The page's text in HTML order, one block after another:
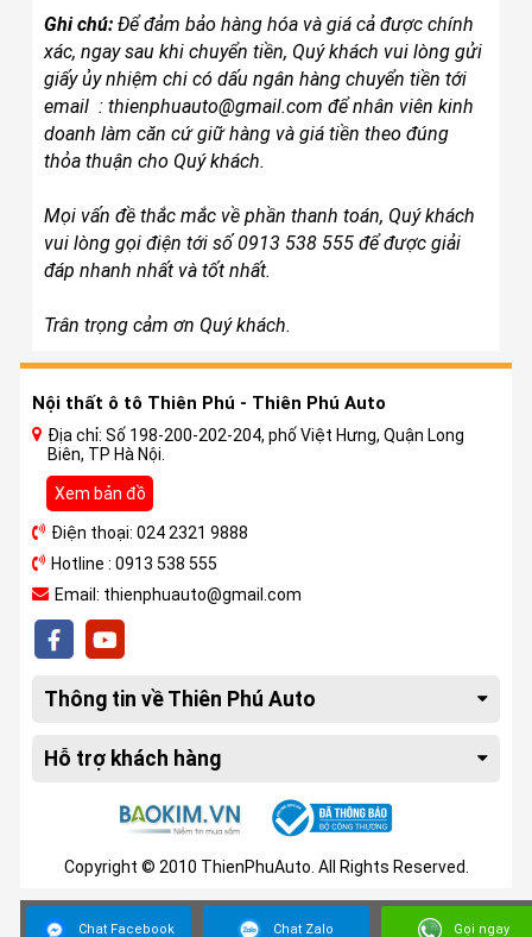
Ghi chú: Để đảm bảo hàng hóa và giá cả được chính
xác, ngay sau khi chuyển tiền, Quý khách vui lòng gửi
giấy ủy nhiệm chi có dấu ngân hàng chuyển tiền tới
email : thienphuauto@gmail.com để nhân viên kinh
doanh làm căn cứ giữ hàng và giá tiền theo đúng
thỏa thuận cho Quý khách.
Mọi vấn đề thắc mắc về phần thanh toán, Quý khách
vui lòng gọi điện tới số 0913 538 555 để được giải
đáp nhanh nhất và tốt nhất.
Trân trọng cảm ơn Quý khách.
Nội thất ô tô Thiên Phú - Thiên Phú Auto
Địa chỉ: Số 198-200-202-204, phố Việt Hưng, Quận Long
Biên, TP Hà Nội.
Xem bản đồ
Điện thoại: 024 2321 9888
Hotline : 0913 538 555
Email: thienphuauto@gmail.com
Thông tin về Thiên Phú Auto
Hỗ trợ khách hàng
Copyright © 2010 ThienPhuAuto. All Rights Reserved.
Chat Facebook Gọi ngay
Chat Zalo